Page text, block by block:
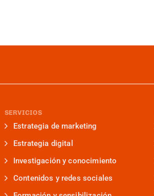
SERVICIOS
Estrategia de marketing
Estrategia digital
Investigación y conocimiento
Contenidos y redes sociales